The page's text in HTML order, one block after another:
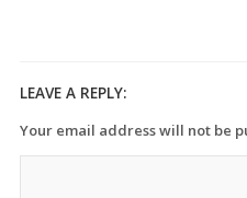
LEAVE A REPLY:
Your email address will not be